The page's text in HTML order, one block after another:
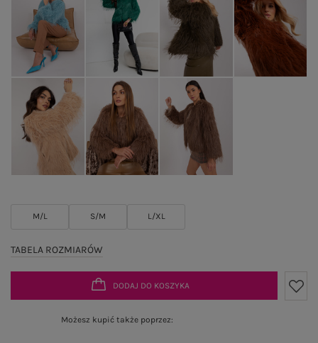
M/L S/M L/XL
TABELA ROZMIARÓW
DODAJ DO KOSZYKA
Możesz kupić także poprzez: